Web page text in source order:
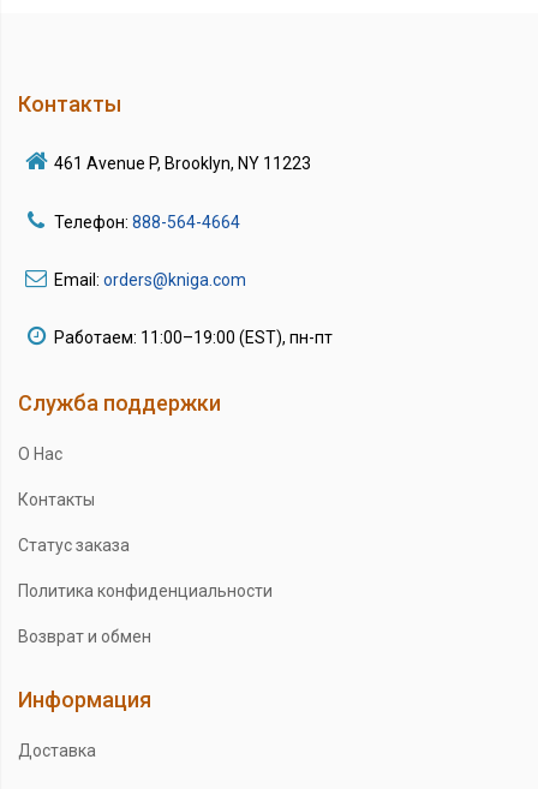
Контакты
461 Avenue P, Brooklyn, NY 11223
Телефон: 888-564-4664
Email: orders@kniga.com
Работаем: 11:00–19:00 (EST), пн-пт
Служба поддержки
О Нас
Контакты
Статус заказа
Политика конфиденциальности
Возврат и обмен
Информация
Доставка